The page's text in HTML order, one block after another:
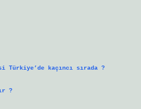
Türkiye’de kaçıncı sırada ?
?